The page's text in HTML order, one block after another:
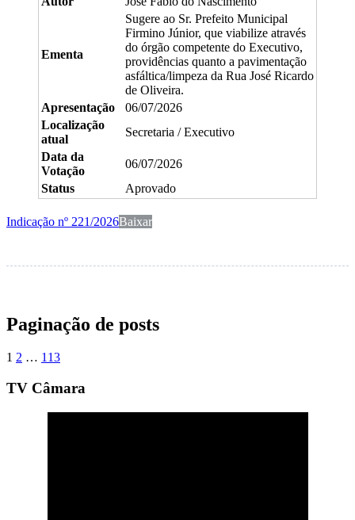
Ementa
Sugere ao Sr. Prefeito Municipal
Firmino Júnior, que viabilize através
do órgão competente do Executivo,
providências quanto a pavimentação
asfáltica/limpeza da Rua José Ricardo
de Oliveira.
Apresentação
06/07/2026
Localização
atual
Secretaria / Executivo
Data da
Votação
06/07/2026
Status
Aprovado
Indicação nº 221/2026Baixar
Paginação de posts
1 2 … 113
TV Câmara